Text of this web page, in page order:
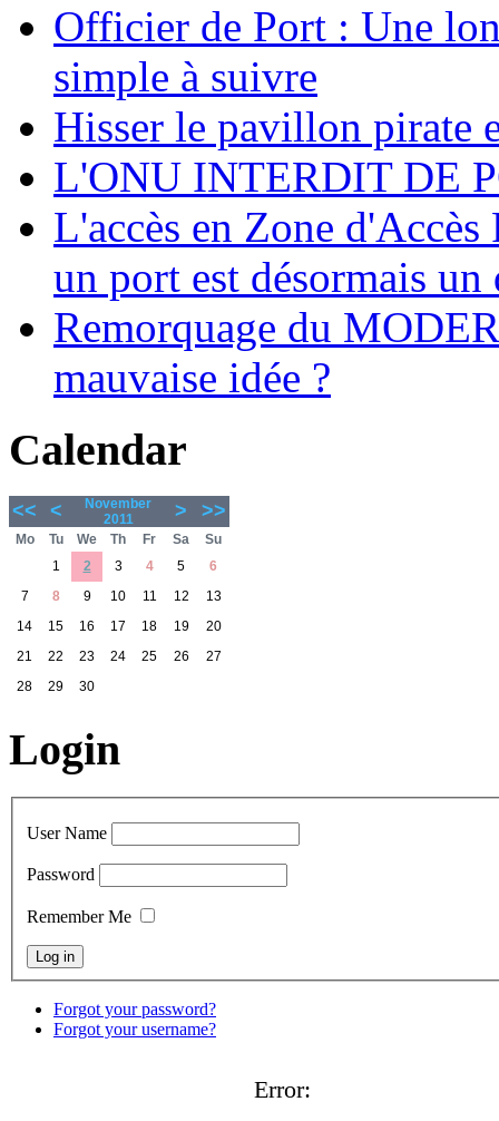
Officier de Port : Une
simple à suivre
Hisser le pavillon pirate
L'ONU INTERDIT DE
L'accès en Zone
un port est désormais un
Remorquage du
mauvaise idée ?
Calendar
<< <
November
2011
> >>
Mo Tu We Th Fr Sa
Su
1
2 3 4 5
6
7
8 9 10 11 12
13
14
15 16 17 18 19
20
21
22 23 24 25 26
27
28
29 30
Login
User Name
Password
Remember Me
Forgot your password?
Forgot your username?
Error: